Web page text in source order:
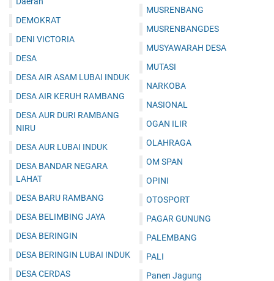
DEMOKRAT
DENI VICTORIA
DESA
DESA AIR ASAM LUBAI INDUK
DESA AIR KERUH RAMBANG
DESA AUR DURI RAMBANG
NIRU
DESA AUR LUBAI INDUK
DESA BANDAR NEGARA
LAHAT
DESA BARU RAMBANG
DESA BELIMBING JAYA
DESA BERINGIN
DESA BERINGIN LUBAI INDUK
DESA CERDAS
MUSRENBANG
MUSRENBANGDES
MUSYAWARAH DESA
MUTASI
NARKOBA
NASIONAL
OGAN ILIR
OLAHRAGA
OM SPAN
OPINI
OTOSPORT
PAGAR GUNUNG
PALEMBANG
PALI
Panen Jagung